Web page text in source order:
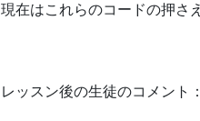
現在はこれらのコードの押さ
レッスン後の生徒のコメント